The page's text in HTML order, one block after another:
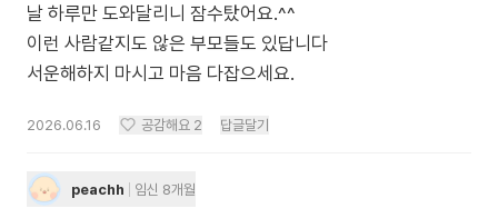
날 하루만 도와달리니 잠수탔어요.^^
이런 사람같지도 않은 부모들도 있답니다
서운해하지 마시고 마음 다잡으세요.
2026.06.16 공감해요 2 답글달기
peachh 임신 8개월